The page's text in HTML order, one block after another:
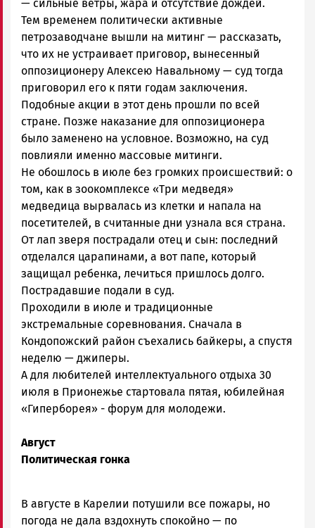
— сильные ветры, жара и отсутствие дождей.
Тем временем политически активные
петрозаводчане вышли на митинг — рассказать,
что их не устраивает приговор, вынесенный
оппозиционеру Алексею Навальному — суд тогда
приговорил его к пяти годам заключения.
Подобные акции в этот день прошли по всей
стране. Позже наказание для оппозиционера
было заменено на условное. Возможно, на суд
повлияли именно массовые митинги.
Не обошлось в июле без громких происшествий: о
том, как в зоокомплексе «Три медведя»
медведица вырвалась из клетки и напала на
посетителей, в считанные дни узнала вся страна.
От лап зверя пострадали отец и сын: последний
отделался царапинами, а вот папе, который
защищал ребенка, лечиться пришлось долго.
Пострадавшие подали в суд.
Проходили в июле и традиционные
экстремальные соревнования. Сначала в
Кондопожский район съехались байкеры, а спустя
неделю — джиперы.
А для любителей интеллектуального отдыха 30
июля в Прионежье стартовала пятая, юбилейная
«Гиперборея» - форум для молодежи.
Август
Политическая гонка
В августе в Карелии потушили все пожары, но
погода не дала вздохнуть спокойно — по